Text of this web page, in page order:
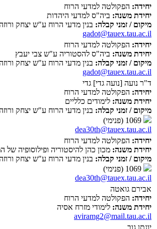
יחידה: הפקולטה למדעי הרוח
יחידת משנה: ביה"ס למדעי היהדות
מיקום / זמני קבלה: בנין מדעי הרוח ע"ש יצחק ורוזה
gadot@tauex.tau.ac.il
יחידה: הפקולטה למדעי הרוח
יחידת משנה: ביה"ס להסטוריה ע"ש צבי יעבץ
מיקום / זמני קבלה: בנין מדעי הרוח ע"ש יצחק ורוזה
gadot@tauex.tau.ac.il
ד"ר נועה [נועה גדי] גדי
יחידה: הפקולטה למדעי הרוח
יחידת משנה: לימודים כלליים
מיקום / זמני קבלה: בנין מדעי הרוח ע"ש יצחק ורוזה
dea30th@tauex.tau.ac.il
יחידה: הפקולטה למדעי הרוח
יחידת משנה: מכון כהן להיסטוריה ופילוסופיה של
מיקום / זמני קבלה: בנין מדעי הרוח ע"ש יצחק ורוזה
dea30th@tauex.tau.ac.il
אבירם גואטה
יחידה: הפקולטה למדעי הרוח
יחידת משנה: לימודי מזרח אסיה
aviramg2@mail.tau.ac.il
יונתן גוב